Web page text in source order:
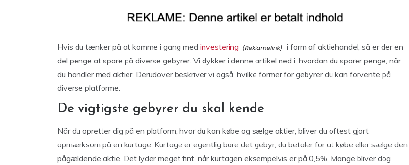
Hvis du tænker på at komme i gang med investering
i form af aktiehandel, så er der en
del penge at spare på diverse gebyrer. Vi dykker i denne artikel ned i, hvordan du sparer penge, når
du handler med aktier. Derudover beskriver vi også, hvilke former for gebyrer du kan forvente på
diverse platforme.
De vigtigste gebyrer du skal kende
Når du opretter dig på en platform, hvor du kan købe og sælge aktier, bliver du oftest gjort
opmærksom på en kurtage. Kurtage er egentlig bare det gebyr, du betaler for at købe eller sælge den
pågældende aktie. Det lyder meget fint, når kurtagen eksempelvis er på 0,5%. Mange bliver dog